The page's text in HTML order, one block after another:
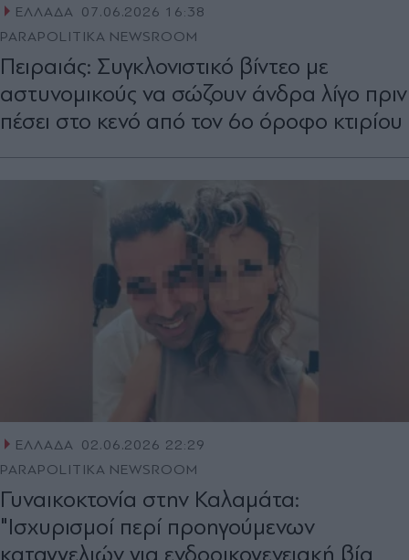
ΕΛΛΑΔΑ 07.06.2026 16:38
PARAPOLITIKA NEWSROOM
Πειραιάς: Συγκλονιστικό βίντεο με
αστυνομικούς να σώζουν άνδρα λίγο πριν
πέσει στο κενό από τον 6ο όροφο κτιρίου
ΕΛΛΑΔΑ 02.06.2026 22:29
PARAPOLITIKA NEWSROOM
Γυναικοκτονία στην Καλαμάτα:
"Ισχυρισμοί περί προηγούμενων
καταγγελιών για ενδοοικογενειακή βία